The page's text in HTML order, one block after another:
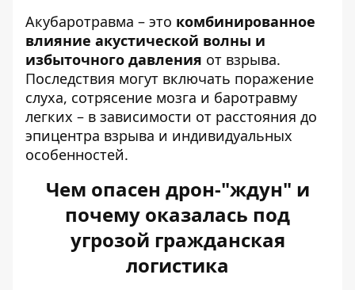
Акубаротравма – это комбинированное
влияние акустической волны и
избыточного давления от взрыва.
Последствия могут включать поражение
слуха, сотрясение мозга и баротравму
легких – в зависимости от расстояния до
эпицентра взрыва и индивидуальных
особенностей.
Чем опасен дрон-"ждун" и
почему оказалась под
угрозой гражданская
логистика